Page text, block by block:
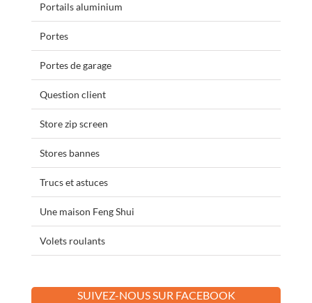
Portails aluminium
Portes
Portes de garage
Question client
Store zip screen
Stores bannes
Trucs et astuces
Une maison Feng Shui
Volets roulants
SUIVEZ-NOUS SUR FACEBOOK